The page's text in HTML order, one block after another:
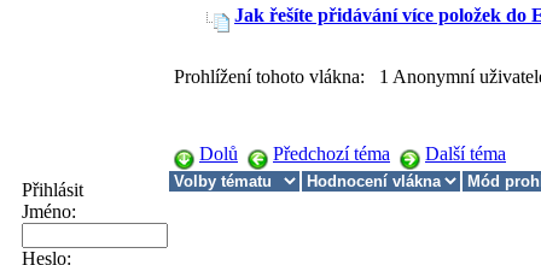
Přihlásit
Jméno:
Heslo:
Jak řešíte přidávání více položek do
Prohlížení tohoto vlákna: 1 Anonymní
Dolů Předchozí téma Další téma